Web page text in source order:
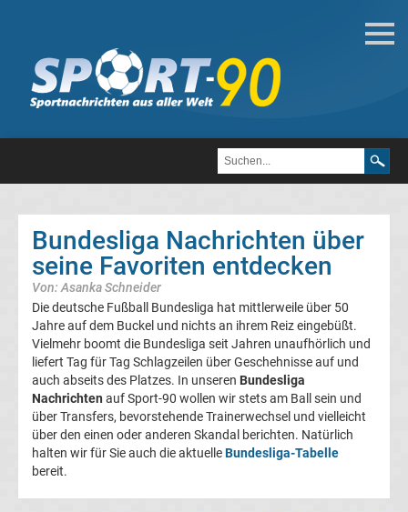
Fußball
Bundesliga
3.
Liga
DFB-
Pokal
Champions
League
Bundesliga Nachrichten über
seine Favoriten entdecken
Von: Asanka Schneider
Die deutsche Fußball Bundesliga hat mittlerweile über 50
Jahre auf dem Buckel und nichts an ihrem Reiz eingebüßt.
Vielmehr boomt die Bundesliga seit Jahren unaufhörlich und
liefert Tag für Tag Schlagzeilen über Geschehnisse auf und
auch abseits des Platzes. In unseren Bundesliga
Nachrichten auf Sport-90 wollen wir stets am Ball sein und
über Transfers, bevorstehende Trainerwechsel und vielleicht
über den einen oder anderen Skandal berichten. Natürlich
halten wir für Sie auch die aktuelleBundesliga-Tabelle
bereit.